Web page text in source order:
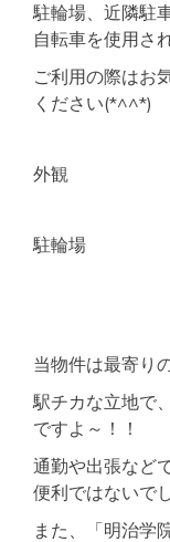
駐輪場、近隣駐
自転車を使用さ
ご利用の際はお
ください(*^^*)
外観
駐輪場
当物件は最寄り
駅チカな立地で
ですよ～！！
通勤や出張など
便利ではないで
また、「明治学